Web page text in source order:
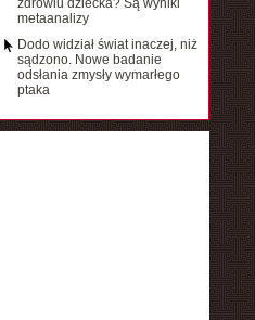
zdrowiu dziecka? Są wyniki
metaanalizy
Dodo widział świat inaczej, niż
sądzono. Nowe badanie
odsłania zmysły wymarłego
ptaka